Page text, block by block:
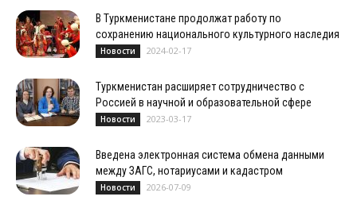
В Туркменистане продолжат работу по
сохранению национального культурного наследия
Новости 2024-02-17
Туркменистан расширяет сотрудничество с
Россией в научной и образовательной сфере
Новости 2023-03-17
Введена электронная система обмена данными
между ЗАГС, нотариусами и кадастром
Новости 2026-07-09